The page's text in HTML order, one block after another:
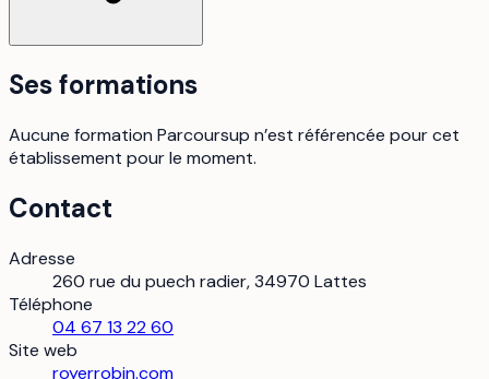
Ses formations
Aucune formation Parcoursup n’est référencée pour cet
établissement pour le moment.
Contact
Adresse
260 rue du puech radier, 34970 Lattes
Téléphone
04 67 13 22 60
Site web
royerrobin.com